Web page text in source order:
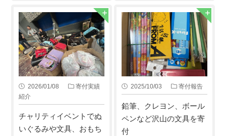
2026/01/08
寄付実績
紹介
チャリティイベントでぬ
いぐるみや文具、おもち
2025/10/03 寄付報告
鉛筆、クレヨン、ボール
ペンなど沢山の文具を寄
付